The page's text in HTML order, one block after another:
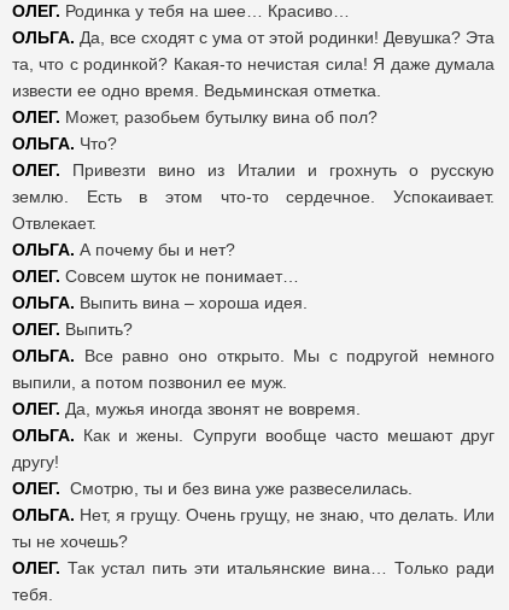
ОЛЕГ. Родинка у тебя на шее… Красиво…
ОЛЬГА. Да, все сходят с ума от этой родинки! Девушка? Эта
та, что с родинкой? Какая-то нечистая сила! Я даже думала
извести ее одно время. Ведьминская отметка.
ОЛЕГ. Может, разобьем бутылку вина об пол?
ОЛЬГА. Что?
ОЛЕГ. Привезти вино из Италии и грохнуть о русскую
землю. Есть в этом что-то сердечное. Успокаивает.
Отвлекает.
ОЛЬГА. А почему бы и нет?
ОЛЕГ. Совсем шуток не понимает…
ОЛЬГА. Выпить вина – хороша идея.
ОЛЕГ. Выпить?
ОЛЬГА. Все равно оно открыто. Мы с подругой немного
выпили, а потом позвонил ее муж.
ОЛЕГ. Да, мужья иногда звонят не вовремя.
ОЛЬГА. Как и жены. Супруги вообще часто мешают друг
другу!
ОЛЕГ. Смотрю, ты и без вина уже развеселилась.
ОЛЬГА. Нет, я грущу. Очень грущу, не знаю, что делать. Или
ты не хочешь?
ОЛЕГ. Так устал пить эти итальянские вина…
Только ради
тебя.